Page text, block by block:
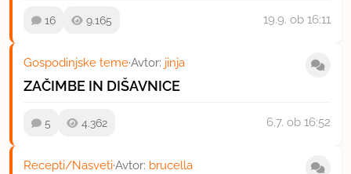
16 9.165 19.9. ob 16:11
Gospodinjske teme·Avtor: jinja
ZAČIMBE IN DIŠAVNICE
5 4.362 6.7. ob 16:52
Recepti/Nasveti·Avtor: brucella